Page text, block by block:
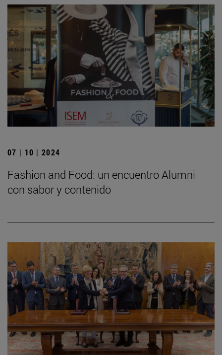
07 | 10 | 2024
Fashion and Food: un encuentro Alumni
con sabor y contenido